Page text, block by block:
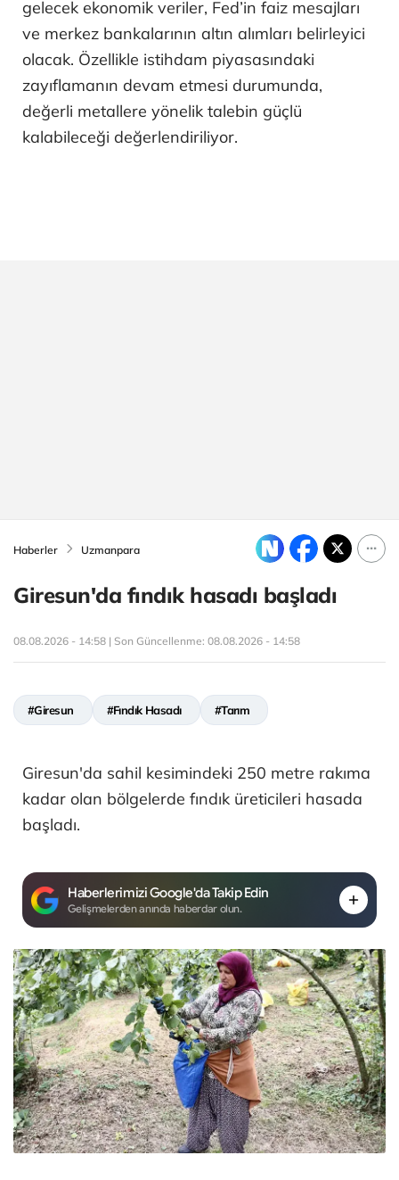
gelecek ekonomik veriler, Fed’in faiz mesajları
ve merkez bankalarının altın alımları belirleyici
olacak. Özellikle istihdam piyasasındaki
zayıflamanın devam etmesi durumunda,
değerli metallere yönelik talebin güçlü
kalabileceği değerlendiriliyor.
Haberler Uzmanpara
Giresun'da fındık hasadı başladı
08.08.2026 - 14:58 | Son Güncellenme: 08.08.2026 - 14:58
#Giresun #Fındık Hasadı #Tarım
Giresun'da sahil kesimindeki 250 metre rakıma
kadar olan bölgelerde fındık üreticileri hasada
başladı.
Haberlerimizi Google'da Takip Edin
Gelişmelerden anında haberdar olun.